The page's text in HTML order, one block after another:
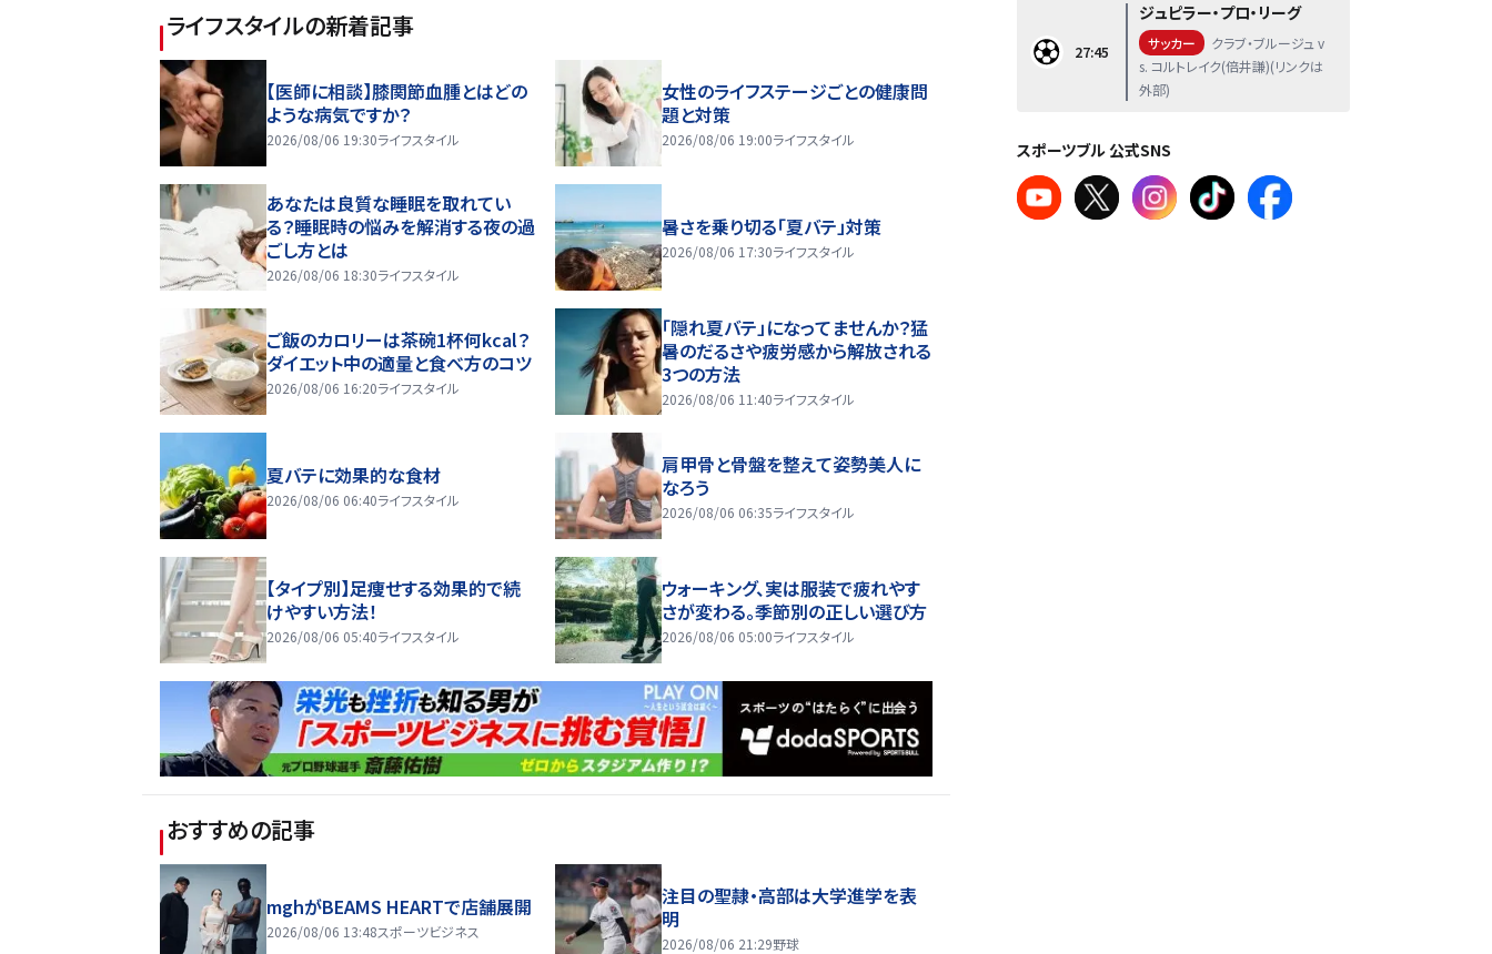
ライフスタイルの新着記事
【医師に相談】膝関節血腫とはどの
ような病気ですか？
2026/08/06 19:30ライフスタイル
女性のライフステージごとの健康問
題と対策
2026/08/06 19:00ライフスタイル
あなたは良質な睡眠を取れてい
る？睡眠時の悩みを解消する夜の過
ごし方とは
2026/08/06 18:30ライフスタイル
暑さを乗り切る「夏バテ」対策
2026/08/06 17:30ライフスタイル
ご飯のカロリーは茶碗1杯何kcal？
ダイエット中の適量と食べ方のコツ
2026/08/06 16:20ライフスタイル
「隠れ夏バテ」になってませんか？猛
暑のだるさや疲労感から解放される
3つの方法
2026/08/06 11:40ライフスタイル
夏バテに効果的な食材
2026/08/06 06:40ライフスタイル
肩甲骨と骨盤を整えて姿勢美人に
なろう
2026/08/06 06:35ライフスタイル
【タイプ別】足痩せする効果的で続
けやすい方法！
2026/08/06 05:40ライフスタイル
ウォーキング、実は服装で疲れやす
さが変わる。季節別の正しい選び方
2026/08/06 05:00ライフスタイル
おすすめの記事
mghがBEAMS HEARTで店舗展開
2026/08/06 13:48スポーツビジネス
注目の聖隷・高部は大学進学を表
明
2026/08/06 21:29野球
27:45
ジュピラー・プロ・リーグ
サッカー
クラブ・ブルージュ v
s. コルトレイク(倍井謙)(リンクは
外部)
スポーツブル 公式SNS